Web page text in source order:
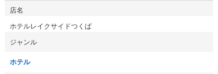
店名
ホテルレイクサイドつくば
ジャンル
ホテル